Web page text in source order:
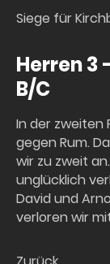
Siege für
Herren
B/C
In der zweiten
gegen Rum.
wir zu zweit
unglücklich
David und
verloren wir